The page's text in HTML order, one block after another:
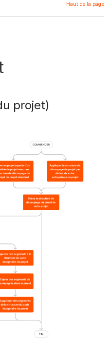
Haut de la page
projet)